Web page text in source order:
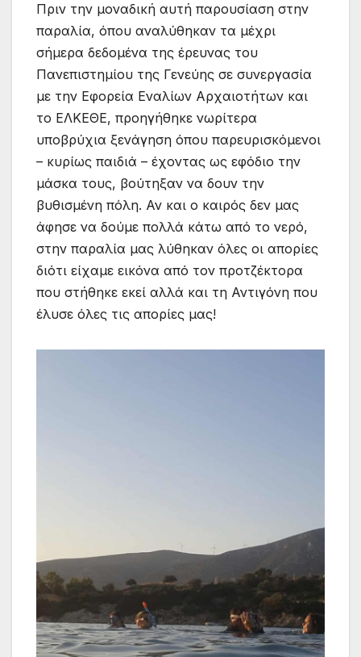
Πριν την μοναδική αυτή παρουσίαση στην
παραλία, όπου αναλύθηκαν τα μέχρι
σήμερα δεδομένα της έρευνας του
Πανεπιστημίου της Γενεύης σε συνεργασία
με την Εφορεία Εναλίων Αρχαιοτήτων και
το ΕΛΚΕΘΕ, προηγήθηκε νωρίτερα
υποβρύχια ξενάγηση όπου παρευρισκόμενοι
– κυρίως παιδιά – έχοντας ως εφόδιο την
μάσκα τους, βούτηξαν να δουν την
βυθισμένη πόλη. Αν και ο καιρός δεν μας
άφησε να δούμε πολλά κάτω από το νερό,
στην παραλία μας λύθηκαν όλες οι απορίες
διότι είχαμε εικόνα από τον προτζέκτορα
που στήθηκε εκεί αλλά και τη Αντιγόνη που
έλυσε όλες τις απορίες μας!